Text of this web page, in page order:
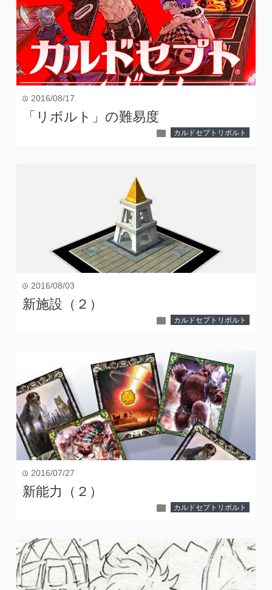
time 2016/08/17
「リボルト」の難易度
folder カルドセプトリボルト
time 2016/08/03
新施設（２）
folder カルドセプトリボルト
time 2016/07/27
新能力（２）
folder カルドセプトリボルト